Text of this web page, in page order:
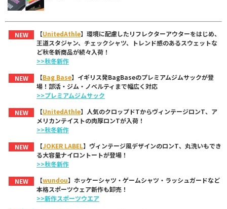
NEW 【UnitedAthle】環境に配慮したリフレクターアウターをはじめ、
王道スタジャン、チェックシャツ、トレンド感のあるスウェットな
ど秋冬新商品が続々入荷！
>>秋冬新作
NEW
【Bag Base】イギリス発BagBaseのプレミアムジムサックが登
場！部活・ジム・ノベルティまで幅広く対応
>>プレミアムジムサック
NEW
【UnitedAthle】人気のクロップドTからヴィンテージロンT、ア
メリカンテイストの肉厚ロンTが入荷！
>>秋冬新作
NEW
【JOKER LABEL】ヴィンテージ風デザインのロンT、丸洗いもでき
る大容量ナイロントートが登場！
>>秋冬新作
NEW
【wundou】ホッケーシャツ・ゲームシャツ・ラッシュガードなど
本格スポーツウェア新作も卸売！
>>新作スポーツウエア